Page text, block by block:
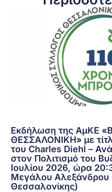
Εκδήλωση της ΑμΚΕ
ΘΕΣΣΑΛΟΝΙΚΗ» με
του Charles Diehl –
στον Πολιτισμό του
Ιουλίου 2026, ώρα
Μεγάλου Αλεξάνδρου
Θεσσαλονίκης)